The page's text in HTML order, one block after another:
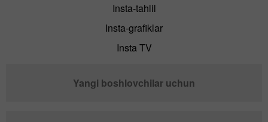
Insta-tahlil
Insta-grafiklar
Insta TV
Yangi boshlovchilar uchun